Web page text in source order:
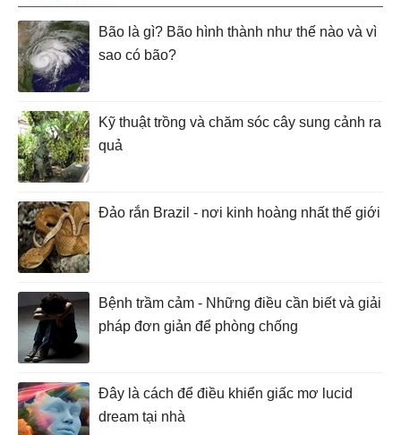
Bão là gì? Bão hình thành như thế nào và vì
sao có bão?
Kỹ thuật trồng và chăm sóc cây sung cảnh ra
quả
Đảo rắn Brazil - nơi kinh hoàng nhất thế giới
Bệnh trầm cảm - Những điều cần biết và giải
pháp đơn giản để phòng chống
Đây là cách để điều khiển giấc mơ lucid
dream tại nhà